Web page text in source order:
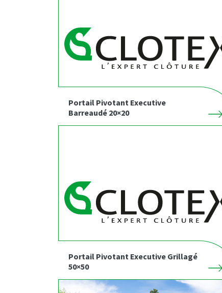
Portail Pivotant Executive
Barreaudé 20×20
Portail Pivotant Executive Grillagé
50×50